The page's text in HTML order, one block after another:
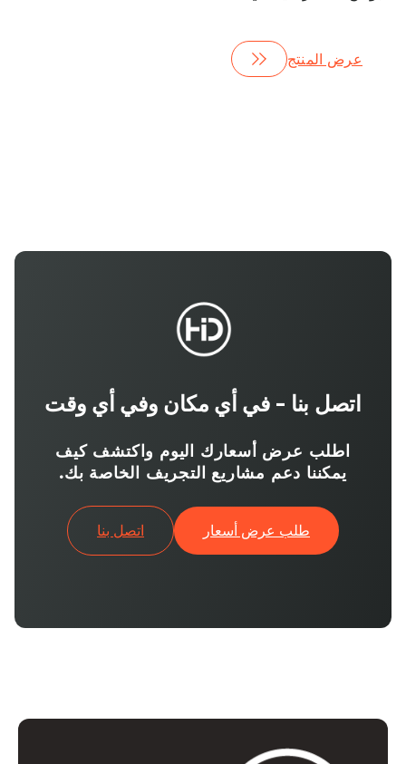
عرض المنتج
اتصل بنا - في أي مكان وفي أي وقت
اطلب عرض أسعارك اليوم واكتشف كيف
يمكننا دعم مشاريع التجريف الخاصة بك.
طلب عرض أسعار اتصل بنا